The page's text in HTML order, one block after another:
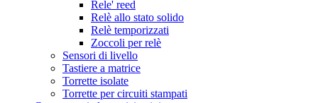
Rele' reed
Relè allo stato solido
Relè temporizzati
Zoccoli per relè
Sensori di livello
Tastiere a matrice
Torrette isolate
Torrette per circuiti stampati